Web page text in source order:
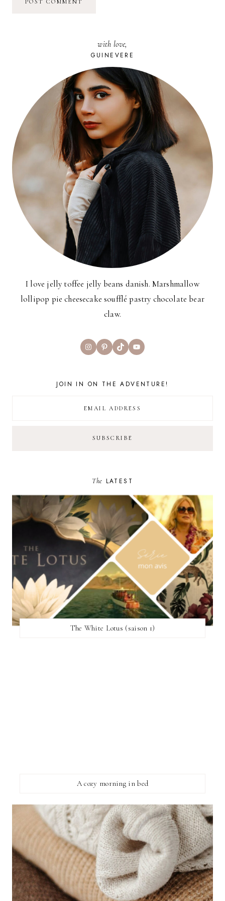
with love,
GUINEVERE
I love jelly toffee jelly beans danish. Marshmallow
lollipop pie cheesecake soufflé pastry chocolate bear
claw.
InstagramPinterest
TikTokYouTube
JOIN IN ON THE ADVENTURE!
The LATEST
The White Lotus (saison 1)
A cozy morning in bed